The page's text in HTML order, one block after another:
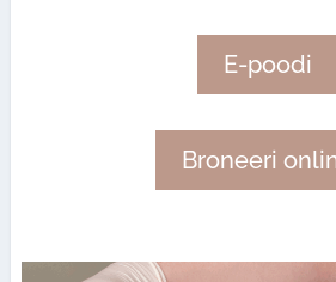
E-poodi
Broneeri